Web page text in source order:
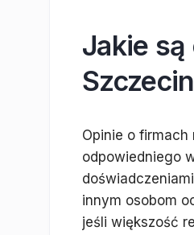
Jakie
Opinie o
odpowiedniego
innym osobom
jeśli większość